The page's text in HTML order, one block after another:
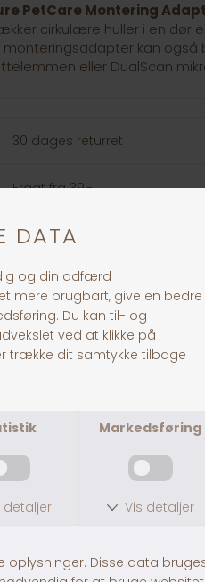
PetCare Montering
cirkulære huller i en dør
monteringsadapter kan
eller DualScan
30 dages returret
Fragt fra 39,-
1-3 dages levering